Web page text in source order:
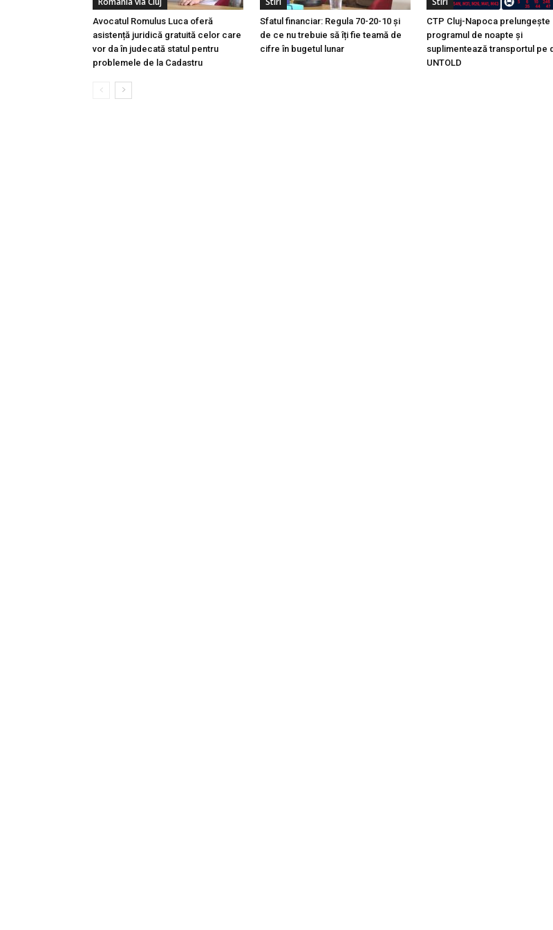
Avocatul Romulus Luca oferă
asistență juridică gratuită celor care
vor da în judecată statul pentru
problemele de la Cadastru
Sfatul financiar: Regula 70-20-10 și
de ce nu trebuie să îți fie teamă de
cifre în bugetul lunar
CTP Cluj-Napoca prelungește
programul de noapte și
suplimentează transportul pe
UNTOLD